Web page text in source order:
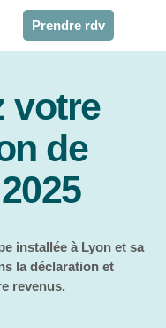
Prendre rdv
votre
de
installée à Lyon et sa
la déclaration et
revenus.